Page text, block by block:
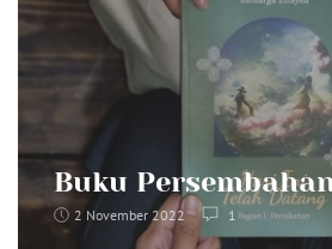
Buku
2 November 2022 1